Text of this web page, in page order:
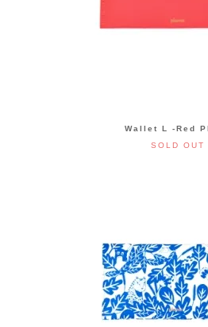
Wallet L -Red
SOLD OUT